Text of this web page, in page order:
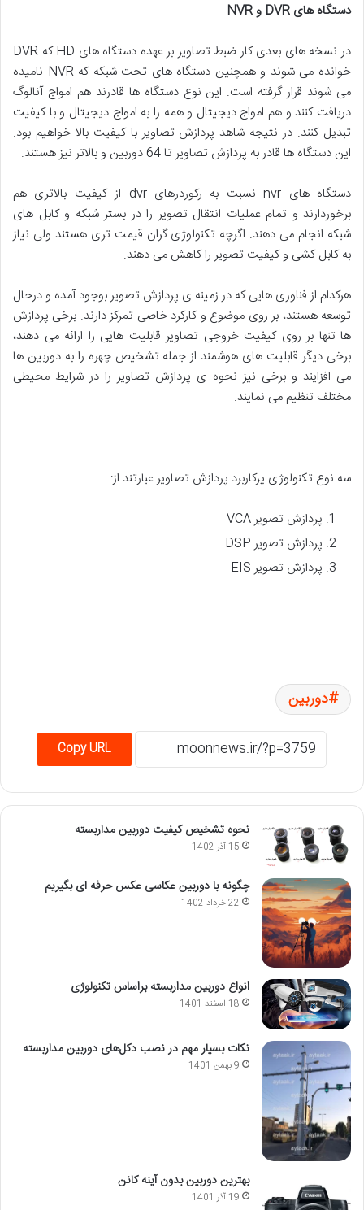
دستگاه های DVR و NVR
در نسخه های بعدی کار ضبط تصاویر بر عهده دستگاه های HD که DVR
خوانده می شوند و همچنین دستگاه های تحت شبکه که NVR نامیده
می شوند قرار گرفته است. این نوع دستگاه ها قادرند هم امواج آنالوگ
دریافت کنند و هم امواج دیجیتال و همه را به امواج دیجیتال و با کیفیت
تبدیل کنند. در نتیجه شاهد پردازش تصاویر با کیفیت بالا خواهیم بود.
این دستگاه ها قادر به پردازش تصاویر تا 64 دوربین و بالاتر نیز هستند.
دستگاه های nvr نسبت به رکوردرهای dvr از کیفیت بالاتری هم
برخوردارند و تمام عملیات انتقال تصویر را در بستر شبکه و کابل های
شبکه انجام می دهند. اگرچه تکنولوژی گران قیمت تری هستند ولی نیاز
به کابل کشی و کیفیت تصویر را کاهش می دهند.
هرکدام از فناوری هایی که در زمینه ی پردازش تصویر بوجود آمده و درحال
توسعه هستند، بر روی موضوع و کارکرد خاصی تمرکز دارند. برخی پردازش
ها تنها بر روی کیفیت خروجی تصاویر قابلیت هایی را ارائه می دهند،
برخی دیگر قابلیت های هوشمند از جمله تشخیص چهره را به دوربین ها
می افزایند و برخی نیز نحوه ی پردازش تصاویر را در شرایط محیطی
مختلف تنظیم می نمایند.
سه نوع تکنولوژی پرکاربرد پردازش تصاویر عبارتند از:
پردازش تصویر VCA
پردازش تصویر DSP
پردازش تصویر EIS
دوربین
Copy URL
نحوه تشخیص کیفیت دوربین مداربسته
15 آذر 1402
چگونه با دوربین عکاسی عکس حرفه ای بگیریم
22 خرداد 1402
انواع دوربین مداربسته براساس تکنولوژی
18 اسفند 1401
نکات بسیار مهم در نصب دکل‌های دوربین مداربسته
9 بهمن 1401
بهترین دوربین بدون آینه کانن
19 آذر 1401